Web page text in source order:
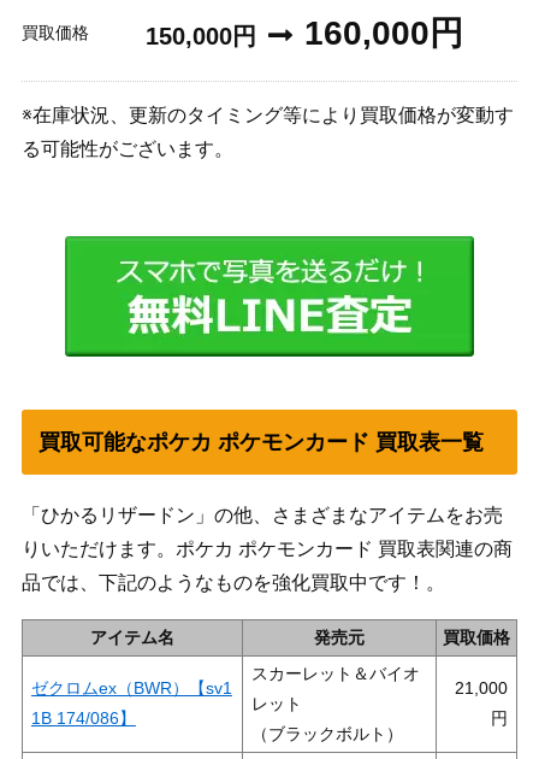
買取価格 150,000円 160,000円
※在庫状況、更新のタイミング等により買取価格が変動す
る可能性がございます。
買取可能なポケカ ポケモンカード 買取表一覧
「ひかるリザードン」の他、さまざまなアイテムをお売
りいただけます。ポケカ ポケモンカード 買取表関連の商
品では、下記のようなものを強化買取中です！。
アイテム名 発売元 買取価格
ゼクロムex（BWR）【sv1
1B 174/086】
スカーレット＆バイオ
レット
（ブラックボルト）
21,000